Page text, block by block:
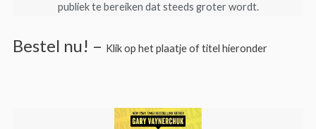
publiek te bereiken dat steeds groter wordt.
Bestel nu! – Klik op het plaatje of titel hieronder